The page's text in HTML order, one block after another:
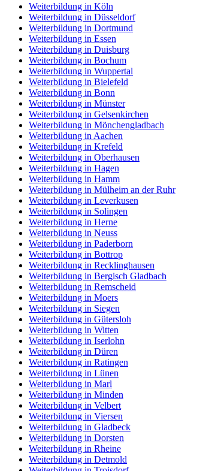
Weiterbildung in Köln
Weiterbildung in Düsseldorf
Weiterbildung in Dortmund
Weiterbildung in Essen
Weiterbildung in Duisburg
Weiterbildung in Bochum
Weiterbildung in Wuppertal
Weiterbildung in Bielefeld
Weiterbildung in Bonn
Weiterbildung in Münster
Weiterbildung in Gelsenkirchen
Weiterbildung in Mönchengladbach
Weiterbildung in Aachen
Weiterbildung in Krefeld
Weiterbildung in Oberhausen
Weiterbildung in Hagen
Weiterbildung in Hamm
Weiterbildung in Mülheim an der Ruhr
Weiterbildung in Leverkusen
Weiterbildung in Solingen
Weiterbildung in Herne
Weiterbildung in Neuss
Weiterbildung in Paderborn
Weiterbildung in Bottrop
Weiterbildung in Recklinghausen
Weiterbildung in Bergisch Gladbach
Weiterbildung in Remscheid
Weiterbildung in Moers
Weiterbildung in Siegen
Weiterbildung in Gütersloh
Weiterbildung in Witten
Weiterbildung in Iserlohn
Weiterbildung in Düren
Weiterbildung in Ratingen
Weiterbildung in Lünen
Weiterbildung in Marl
Weiterbildung in Minden
Weiterbildung in Velbert
Weiterbildung in Viersen
Weiterbildung in Gladbeck
Weiterbildung in Dorsten
Weiterbildung in Rheine
Weiterbildung in Detmold